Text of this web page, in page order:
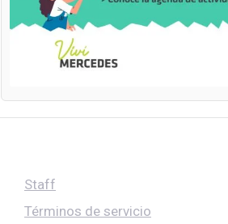
Staff
Términos de servicio